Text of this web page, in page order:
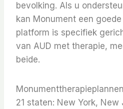
bevolking. Als u
kan Monument een
platform is specifiek
van AUD met therapie,
beide.
21 staten: New York,